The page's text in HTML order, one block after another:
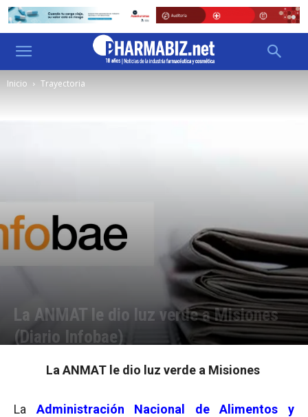
Inicio Trayectoria
La ANMAT le dio luz verde a Misiones
(Diario Infobae)
La ANMAT le dio luz verde a Misiones
La Administración Nacional de Alimentos y